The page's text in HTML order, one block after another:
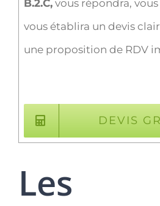
B.2.C,vous répondra,
vous établira un devis
une proposition de RDV
DEVIS
Les